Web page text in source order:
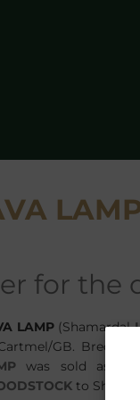
for the
LAMP(Shamardal-
GB. Bred by
was sold as a
to Sheikh